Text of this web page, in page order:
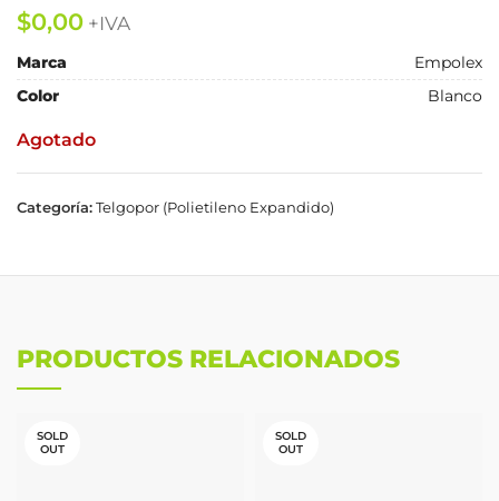
$
Marca
Empolex
Color
Blanco
Agotado
Categoría:Telgopor (Polietileno Expandido)
PRODUCTOS RELACIONADOS
SOLD
OUT
SOLD
OUT